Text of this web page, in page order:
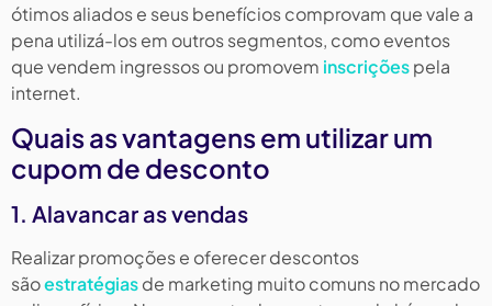
ótimos aliados e seus benefícios comprovam que vale a
pena utilizá-los em outros segmentos, como eventos
que vendem ingressos ou promovem inscriçõespela
internet.
Quais as vantagens em utilizar um
cupom de desconto
1. Alavancar as vendas
Realizar promoções e oferecer descontos
sãoestratégiasde marketing muito comuns no mercado